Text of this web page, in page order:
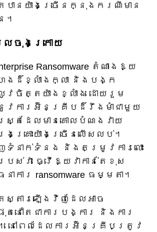
តបានយ៉ាងច្រើនក្នុងករណីមាន
។
លៃចុងក្រោយ
Ransomware តំណាងឱ្យ
ែងដ៏ខ្លាំងក្លា និងបង្ក
វចិត្តយ៉ាងខ្លាំង ដោយរួម
វការអ៊ិនគ្រីបដ៏រឹងមាំជាមួយ
រដែលមានគោលបំណងវាយ
គ្រោះយ៉ាងច្រើនលើសលប់។
ទំនាក់ទំនង និងតម្រូវការលោះ
បស់វា ធ្វើឱ្យវាកាន់តែខុស
ការ ransomware ធម្មតា។
តារឡើងវិញដែលអាច
ៅតែជាការបង្ការ និងការ
នៅពេលដែលការអ៊ិនគ្រីបត្រូវ